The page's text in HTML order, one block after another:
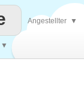
▼
Angestellter ▼